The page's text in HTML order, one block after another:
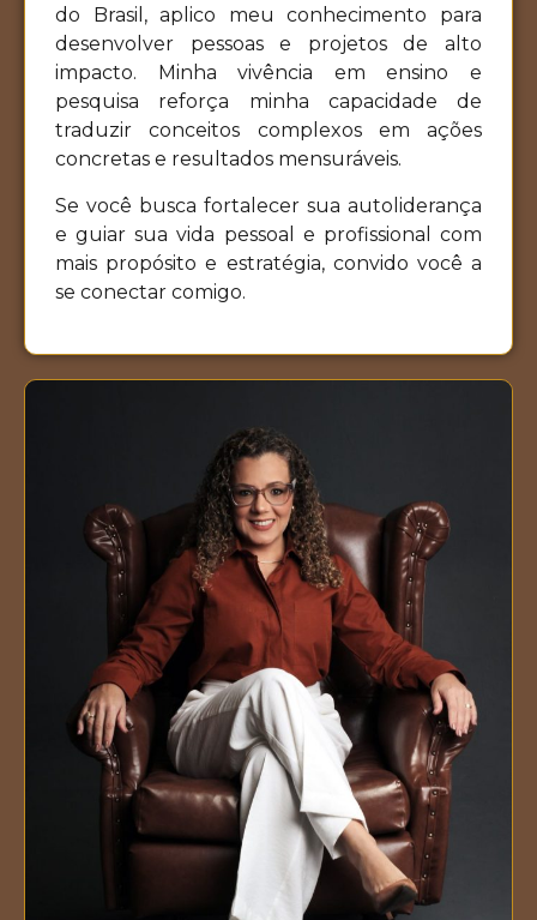
do Brasil, aplico meu conhecimento para
desenvolver pessoas e projetos de alto
impacto. Minha vivência em ensino e
pesquisa reforça minha capacidade de
traduzir conceitos complexos em ações
concretas e resultados mensuráveis.
Se você busca fortalecer sua autoliderança
e guiar sua vida pessoal e profissional com
mais propósito e estratégia, convido você a
se conectar comigo.